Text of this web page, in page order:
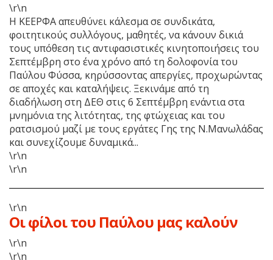
\r\n
Η ΚΕΕΡΦΑ απευθύνει κάλεσμα σε συνδικάτα,
φοιτητικούς συλλόγους, μαθητές, να κάνουν δικιά
τους υπόθεση τις αντιφασιστικές κινητοποιήσεις του
Σεπτέμβρη στο ένα χρόνο από τη δολοφονία του
Παύλου Φύσσα, κηρύσσοντας απεργίες, προχωρώντας
σε αποχές και καταλήψεις. Ξεκινάμε από τη
διαδήλωση στη ΔΕΘ στις 6 Σεπτέμβρη ενάντια στα
μνημόνια της λιτότητας, της φτώχειας και του
ρατσισμού μαζί με τους εργάτες Γης της Ν.Μανωλάδας
και συνεχίζουμε δυναμικά...
\r\n
\r\n
\r\n
Οι φίλοι του Παύλου μας καλούν
\r\n
\r\n